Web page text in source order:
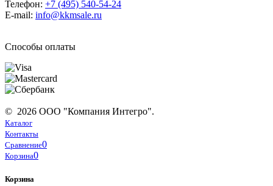
Телефон: +7 (495) 540-54-24
E-mail: info@kkmsale.ru
Способы оплаты
© 2026 ООО "Компания Интегро".
Каталог
Контакты
Сравнение0
Корзина0
Корзина